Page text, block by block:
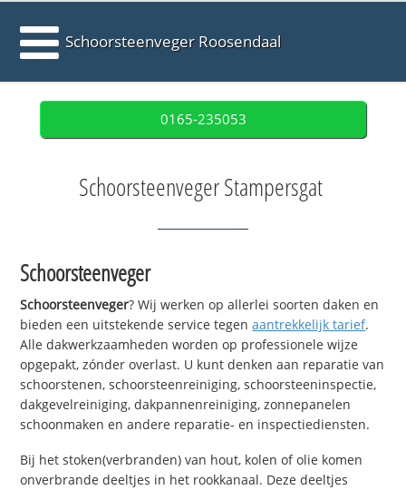
Schoorsteenveger Roosendaal
0165-235053
Schoorsteenveger Stampersgat
Schoorsteenveger
Schoorsteenveger? Wij werken op allerlei soorten daken en
bieden een uitstekende service tegenaantrekkelijk tarief.
Alle dakwerkzaamheden worden op professionele wijze
opgepakt, zónder overlast. U kunt denken aan reparatie van
schoorstenen, schoorsteenreiniging, schoorsteeninspectie,
dakgevelreiniging, dakpannenreiniging, zonnepanelen
schoonmaken en andere reparatie- en inspectiediensten.
Bij het stoken(verbranden) van hout, kolen of olie komen
onverbrande deeltjes in het rookkanaal. Deze deeltjes